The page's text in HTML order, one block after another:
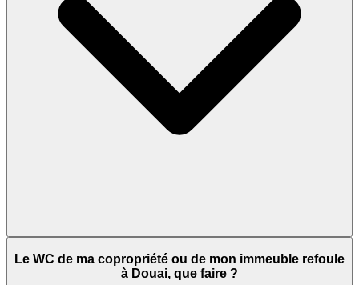
Le WC de ma copropriété ou de mon immeuble refoule
à Douai, que faire ?